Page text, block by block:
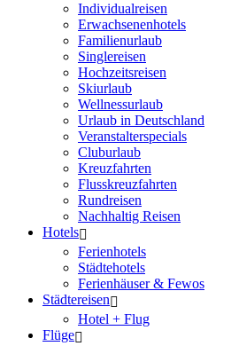
Individualreisen
Erwachsenenhotels
Familienurlaub
Singlereisen
Hochzeitsreisen
Skiurlaub
Wellnessurlaub
Urlaub in Deutschland
Veranstalterspecials
Cluburlaub
Kreuzfahrten
Flusskreuzfahrten
Rundreisen
Nachhaltig Reisen
Hotels
Ferienhotels
Städtehotels
Ferienhäuser & Fewos
Städtereisen
Hotel + Flug
Flüge